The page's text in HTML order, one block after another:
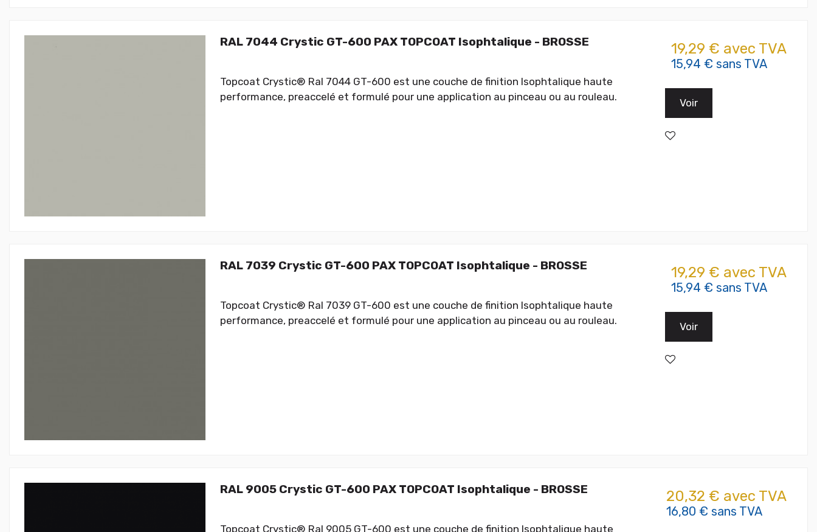
RAL 7044 Crystic GT-600 PAX TOPCOAT Isophtalique - BROSSE
Topcoat Crystic® Ral 7044 GT-600 est une couche de finition Isophtalique haute
performance, preaccelé et formulé pour une application au pinceau ou au rouleau.
19,29 € avec TVA
15,94 € sans TVA
Voir
RAL 7039 Crystic GT-600 PAX TOPCOAT Isophtalique - BROSSE
Topcoat Crystic® Ral 7039 GT-600 est une couche de finition Isophtalique haute
performance, preaccelé et formulé pour une application au pinceau ou au rouleau.
19,29 € avec TVA
15,94 € sans TVA
Voir
RAL 9005 Crystic GT-600 PAX TOPCOAT Isophtalique - BROSSE
Topcoat Crystic® Ral 9005 GT-600 est une couche de finition Isophtalique haute
20,32 € avec TVA
16,80 € sans TVA